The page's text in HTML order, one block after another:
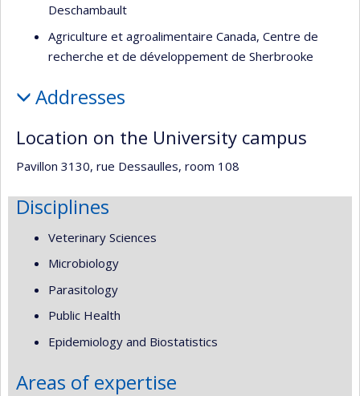
Deschambault
Agriculture et agroalimentaire Canada, Centre de
recherche et de développement de Sherbrooke
Addresses
Location on the University campus
Pavillon 3130, rue Dessaulles, room 108
Disciplines
Veterinary Sciences
Microbiology
Parasitology
Public Health
Epidemiology and Biostatistics
Areas of expertise